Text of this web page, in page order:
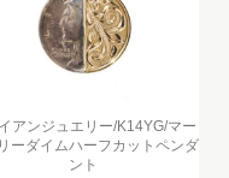
アンジュエリー/K14YG/マー
ーダイムハーフカットペンダ
ント